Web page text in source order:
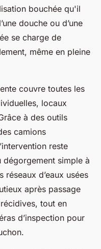
bouchée qu'il
douche ou d’une
se charge de
même en pleine
couvre toutes les
locaux
à des outils
camions
reste
simple à
d’eaux usées
après passage
tout en
d’inspection pour